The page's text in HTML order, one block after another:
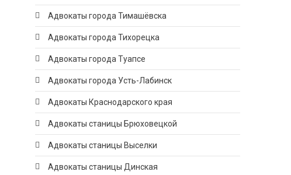
Адвокаты города Тимашёвска
Адвокаты города Тихорецка
Адвокаты города Туапсе
Адвокаты города Усть-Лабинск
Адвокаты Краснодарского края
Адвокаты станицы Брюховецкой
Адвокаты станицы Выселки
Адвокаты станицы Динская